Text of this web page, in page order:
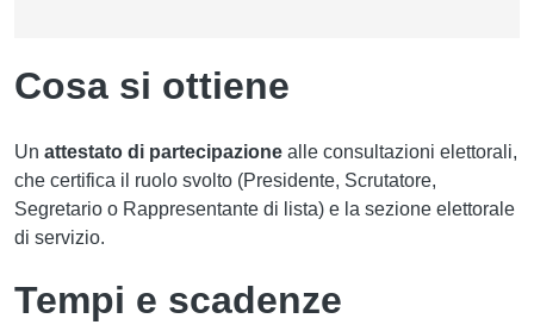
Cosa si ottiene
Un attestato di partecipazione alle consultazioni elettorali,
che certifica il ruolo svolto (Presidente, Scrutatore,
Segretario o Rappresentante di lista) e la sezione elettorale
di servizio.
Tempi e scadenze